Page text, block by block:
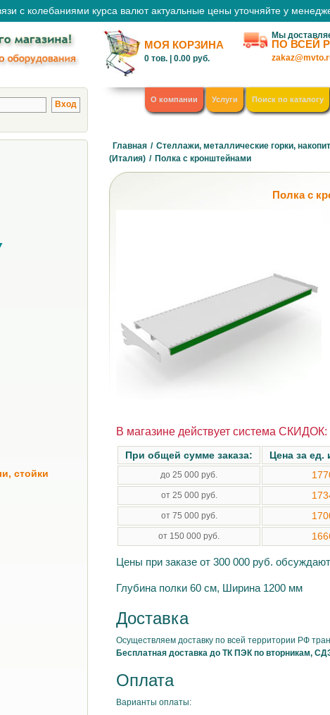
с колебаниями курса валют актуальные цены уточняйте у
МОЯ КОРЗИНА
0 тов. |0.00 руб.
Мы
ПО ВСЕЙ
О компании Услуги Поиск по каталогу
стойки
Главная / Стеллажи, металлические горки,
(Италия) / Полка с кронштейнами
Полка с
В магазине действует система СКИДОК:
При общей сумме заказа: Цена за ед.
до 25 000 руб.
от 25 000 руб.
от 75 000 руб.
от 150 000 руб.
Цены при заказе от 300 000 руб.
Глубина полки 60 см, Ширина 1200 мм
Доставка
Осуществляем доставку по всей территории РФ
Бесплатная доставка до ТК ПЭК по вторникам,
Оплата
Варианты оплаты: